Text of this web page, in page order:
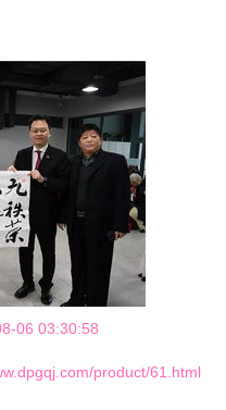
06 03:30:58
product/61.html